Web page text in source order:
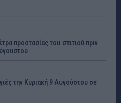
προστασίας του σπιτιού πριν
την Κυριακή 9 Αυγούστου σε